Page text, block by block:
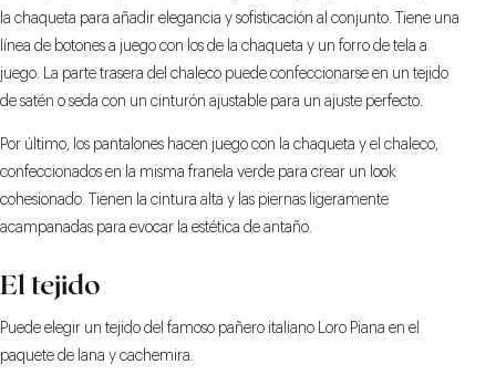
la chaqueta para añadir elegancia y sofisticación al conjunto. Tiene una
línea de botones a juego con los de la chaqueta y un forro de tela a
juego. La parte trasera del chaleco puede confeccionarse en un tejido
de satén o seda con un cinturón ajustable para un ajuste perfecto.
Por último, los pantalones hacen juego con la chaqueta y el chaleco,
confeccionados en la misma franela verde para crear un look
cohesionado. Tienen la cintura alta y las piernas ligeramente
acampanadas para evocar la estética de antaño.
El tejido
Puede elegir un tejido del famoso pañero italiano Loro Piana en el
paquete de lana y cachemira.